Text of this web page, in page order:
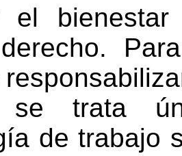
el
trata
de trabajo